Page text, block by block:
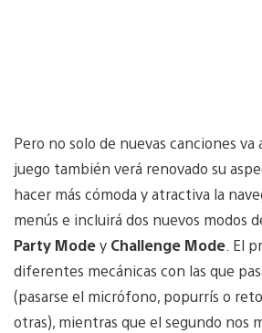
Pero no solo de nuevas canciones va
juego también verá renovado su
hacer más cómoda y atractiva la
menús e incluirá dos nuevos modos
Party Modey Challenge Mode. El
diferentes mecánicas con las que
(pasarse el micrófono, popurrís o
otras), mientras que el segundo nos